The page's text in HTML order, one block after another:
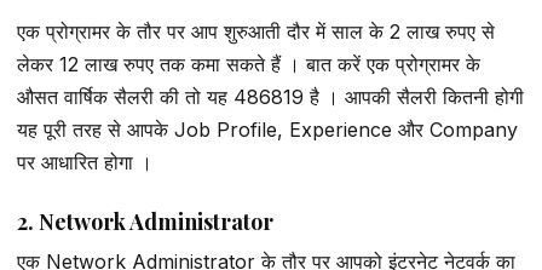
एक प्रोग्रामर के तौर पर आप शुरुआती दौर में साल के 2 लाख रुपए से
लेकर 12 लाख रुपए तक कमा सकते हैं । बात करें एक प्रोग्रामर के
औसत वार्षिक सैलरी की तो यह ₹486819 है । आपकी सैलरी कितनी होगी
यह पूरी तरह से आपके Job Profile, Experience और Company
पर आधारित होगा ।
2. Network Administrator
एक Network Administrator के तौर पर आपको इंटरनेट नेटवर्क का